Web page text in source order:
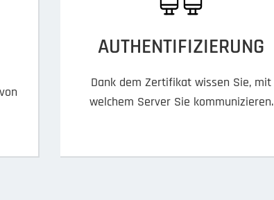
AUTHENTIFIZIERUNG
Dank dem Zertifikat wissen Sie, mit
welchem Server Sie kommunizieren.